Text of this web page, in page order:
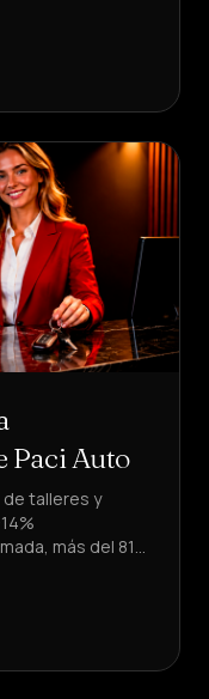
Paci Auto
de talleres y
más del 81%